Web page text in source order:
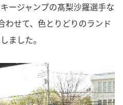
ージャンプの髙梨沙羅選手な
わせて、色とりどりのランド
ました。